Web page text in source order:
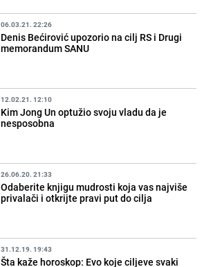
06.03.21. 22:26
Denis Bećirović upozorio na cilj RS i Drugi
memorandum SANU
12.02.21. 12:10
Kim Jong Un optužio svoju vladu da je
nesposobna
26.06.20. 21:33
Odaberite knjigu mudrosti koja vas najviše
privalači i otkrijte pravi put do cilja
31.12.19. 19:43
Šta kaže horoskop: Evo koje ciljeve svaki